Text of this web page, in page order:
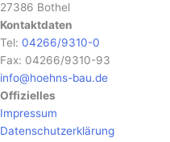
27386 Bothel
Kontaktdaten
Tel: 04266/9310-0
Fax: 04266/9310-93
info@hoehns-bau.de
Offizielles
Impressum
Datenschutzerklärung